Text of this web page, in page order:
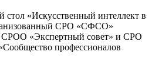
стол «Искусственный интеллект в
СРО «СФСО»
СРОО «Экспертный совет» и СРО
профессионалов